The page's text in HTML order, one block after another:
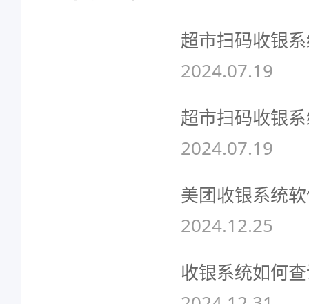
超市扫码收银
2024.07.19
超市扫码收银
2024.07.19
美团收银系统
2024.12.25
收银系统如何